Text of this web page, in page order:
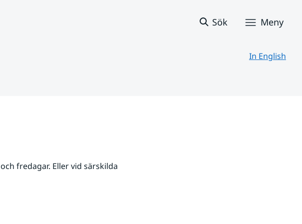
Sök Meny
In English
fredagar. Eller vid särskilda